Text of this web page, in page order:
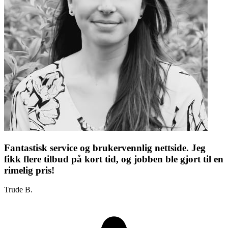
Fantastisk service og brukervennlig nettside. Jeg
fikk flere tilbud på kort tid, og jobben ble gjort til en
rimelig pris!
Trude B.